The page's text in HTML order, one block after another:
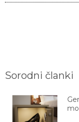
Sorodni članki